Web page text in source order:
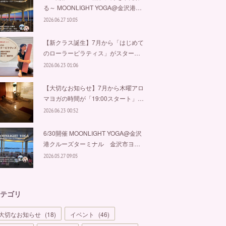
る～ MOONLIGHT YOGA@金沢港…
2026.06.27 10:05
【新クラス誕生】7月から「はじめて
のローラーピラティス」がスター…
2026.06.23 01:06
【大切なお知らせ】7月から木曜アロ
マヨガの時間が「19:00スタート」…
2026.06.23 00:52
6/30開催 MOONLIGHT YOGA@金沢
港クルーズターミナル 金沢市ヨ…
2026.05.27 09:05
ゴリ
切なお知らせ (18) イベント (46)